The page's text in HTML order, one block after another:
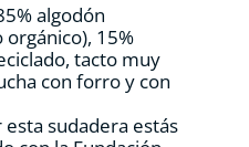
página
de
producto
algodón
15%
tacto muy
con forro y con
sudadera estás